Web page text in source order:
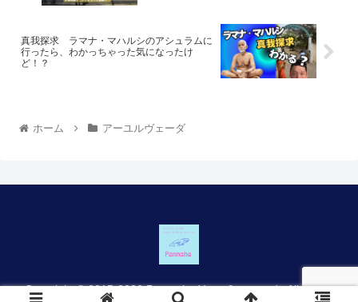
真我探求 ラマナ・マハルシのアシュラムに
行ったら、わかっちゃった気になったけ
ど！？
ホーム アーユルヴェーダ
Copyright © 2015-2026 Panmaha Yoga & ayurveda All Rights